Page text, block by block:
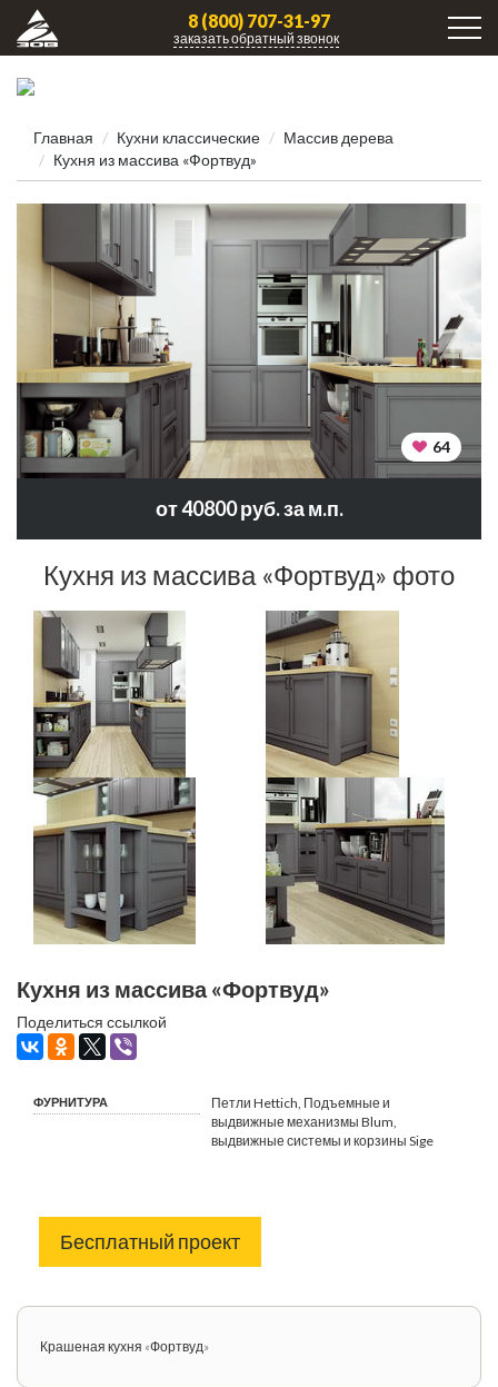
8 (800) 707-31-97
заказать обратный звонок
Главная Кухни клаcсические
Массив дерева
Кухня из массива «Фортвуд»
64
от 40800 руб. за м.п.
Кухня из массива «Фортвуд» фото
Кухня из массива «Фортвуд»
Поделиться ссылкой
ФУРНИТУРА
Петли Hettich, Подъемные и
выдвижные механизмы Blum,
выдвижные системы и корзины Sige
Бесплатный проект
Крашеная кухня «Фортвуд»